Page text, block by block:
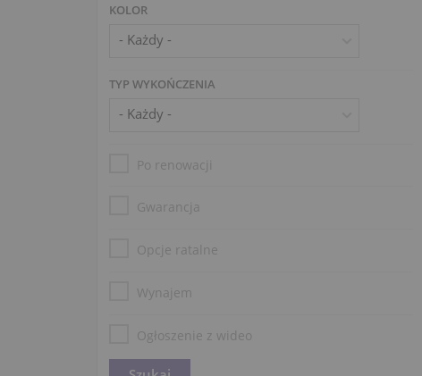
KOLOR
TYP WYKOŃCZENIA
Po renowacji
Gwarancja
Opcje ratalne
Wynajem
Ogłoszenie z wideo